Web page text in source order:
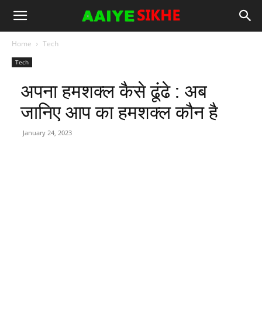
Home Tech
Tech
अपना हमशक्ल कैसे ढूंढे : अब
जानिए आप का हमशक्ल कौन है
January 24, 2023